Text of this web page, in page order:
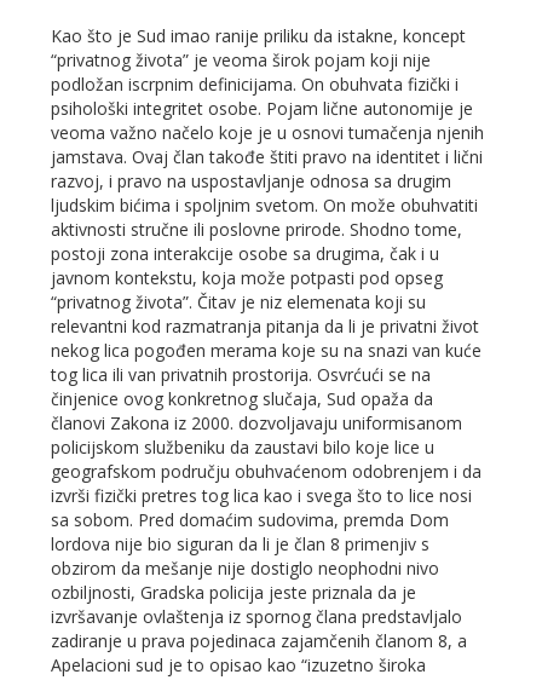
Kao što je Sud imao ranije priliku da istakne, koncept
“privatnog života” je veoma širok pojam koji nije
podložan iscrpnim definicijama. On obuhvata fizički i
psihološki integritet osobe. Pojam lične autonomije je
veoma važno načelo koje je u osnovi tumačenja njenih
jamstava. Ovaj član takođe štiti pravo na identitet i lični
razvoj, i pravo na uspostavljanje odnosa sa drugim
ljudskim bićima i spoljnim svetom. On može obuhvatiti
aktivnosti stručne ili poslovne prirode. Shodno tome,
postoji zona interakcije osobe sa drugima, čak i u
javnom kontekstu, koja može potpasti pod opseg
“privatnog života”. Čitav je niz elemenata koji su
relevantni kod razmatranja pitanja da li je privatni život
nekog lica pogođen merama koje su na snazi van kuće
tog lica ili van privatnih prostorija. Osvrćući se na
činjenice ovog konkretnog slučaja, Sud opaža da
članovi Zakona iz 2000. dozvoljavaju uniformisanom
policijskom službeniku da zaustavi bilo koje lice u
geografskom području obuhvaćenom odobrenjem i da
izvrši fizički pretres tog lica kao i svega što to lice nosi
sa sobom. Pred domaćim sudovima, premda Dom
lordova nije bio siguran da li je član 8 primenjiv s
obzirom da mešanje nije dostiglo neophodni nivo
ozbiljnosti, Gradska policija jeste priznala da je
izvršavanje ovlaštenja iz spornog člana predstavljalo
zadiranje u prava pojedinaca zajamčenih članom 8, a
Apelacioni sud je to opisao kao “izuzetno široka